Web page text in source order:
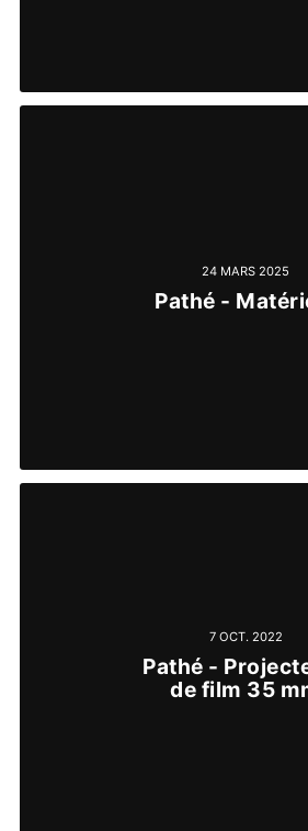
24 MARS 2025
Pathé -
7 OCT. 2022
Pathé -
de film 35